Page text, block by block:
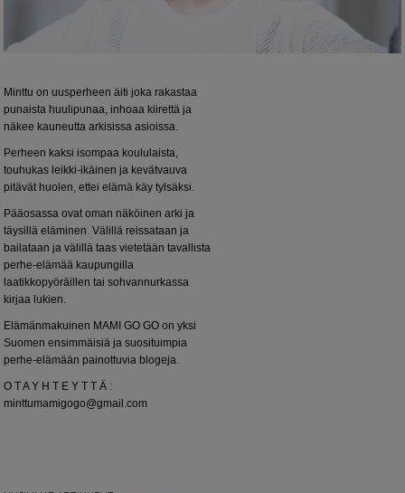
Minttu on uusperheen äiti joka rakastaa
punaista huulipunaa, inhoaa kiirettä ja
näkee kauneutta arkisissa asioissa.
Perheen kaksi isompaa koululaista,
touhukas leikki-ikäinen ja kevätvauva
pitävät huolen, ettei elämä käy tylsäksi.
Pääosassa ovat oman näköinen arki ja
täysillä eläminen. Välillä reissataan ja
bailataan ja välillä taas vietetään tavallista
perhe-elämää kaupungilla
laatikkopyöräillen tai sohvannurkassa
kirjaa lukien.
Elämänmakuinen MAMI GO GO on yksi
Suomen ensimmäisiä ja suosituimpia
perhe-elämään painottuvia blogeja.
O T A Y H T E Y T T Ä :
minttumamigogo@gmail.com